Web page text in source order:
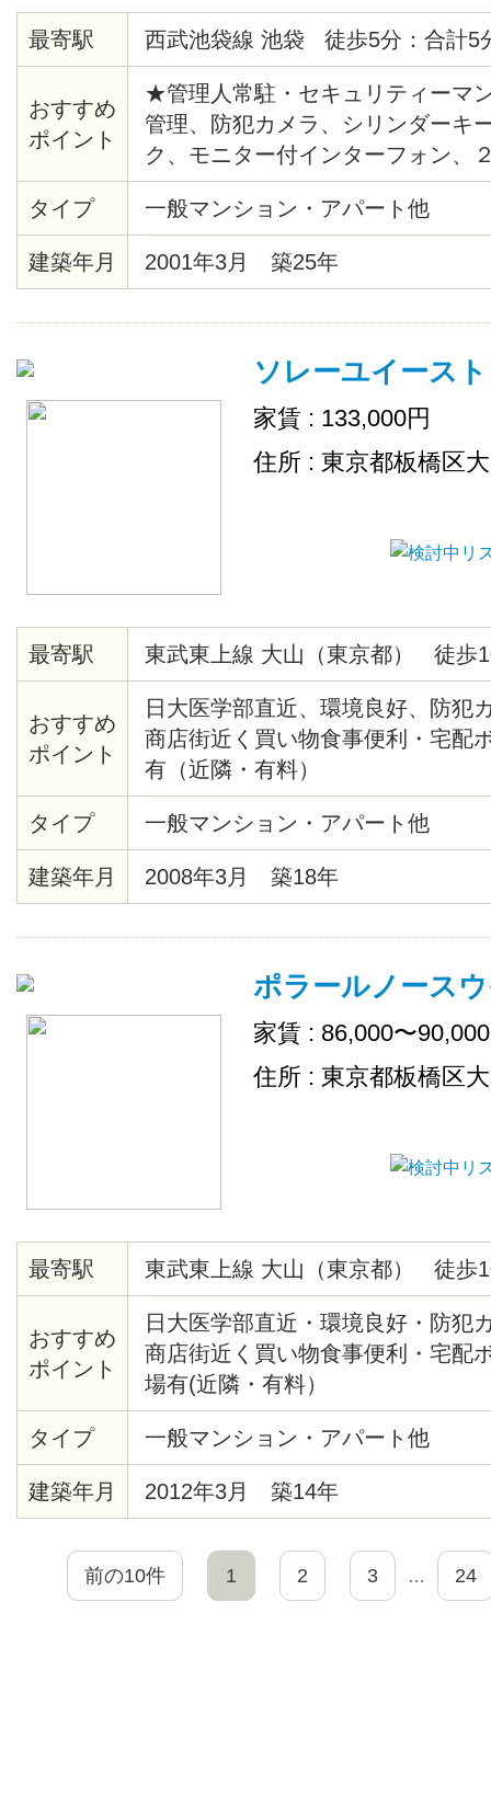
最寄駅 西武池袋線 池袋 徒歩5分：合計5
おすすめ
ポイント
★管理人常駐・セキュリティー
管理、防犯カメラ、シリンダーキ
ク、モニター付インターフォン、
システム給湯、バストイレ別、洗
ー、クッションフロア、各居室照
ト、シューズボックス、エレベー
ー、ゴミ置場、駐輪場、地上デジ
タイプ 一般マンション・アパート他
建築年月 2001年3月 築25年
ソレーユイース
家賃 : 133,000円
住所 : 東京都板橋区
最寄駅 東武東上線 大山（東京都） 徒歩
おすすめ
ポイント
日大医学部直近、環境良好、防犯
商店街近く買い物食事便利・宅配
有（近隣・有料）
タイプ 一般マンション・アパート他
建築年月 2008年3月 築18年
ポラールノース
家賃 : 86,000〜
住所 : 東京都板橋区
最寄駅 東武東上線 大山（東京都） 徒歩
おすすめ
ポイント
日大医学部直近・環境良好・防犯
商店街近く買い物食事便利・宅配
場有(近隣・有料）
タイプ 一般マンション・アパート他
建築年月 2012年3月 築14年
前の10件 1 2 3 … 24